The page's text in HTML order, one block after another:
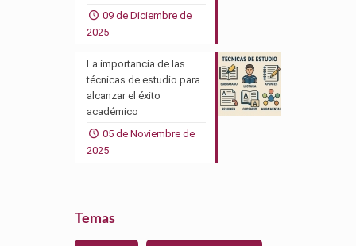
09 de Diciembre de
2025
La importancia de las
técnicas de estudio para
alcanzar el éxito
académico
05 de Noviembre de
2025
Temas